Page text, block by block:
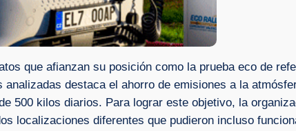
que afianzan su posición como la prueba eco de
destaca el ahorro de emisiones a la
500 kilos diarios. Para lograr este objetivo, la
localizaciones diferentes que pudieron incluso